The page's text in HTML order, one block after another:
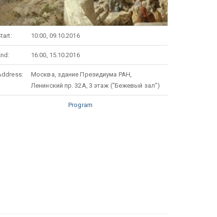
10:00, 09.10.2016
16:00, 15.10.2016
Москва, здание Президиума РАН,
Ленинский пр. 32А, 3 этаж ("Бежевый зал")
Program